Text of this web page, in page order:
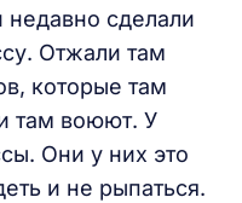
недавно сделали
Отжали там
которые там
там воюют. У
Они у них это
и не рыпаться.